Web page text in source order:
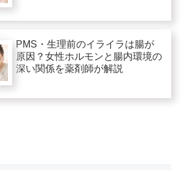
PMS・生理前のイライラは腸が
原因？女性ホルモンと腸内環境の
深い関係を薬剤師が解説